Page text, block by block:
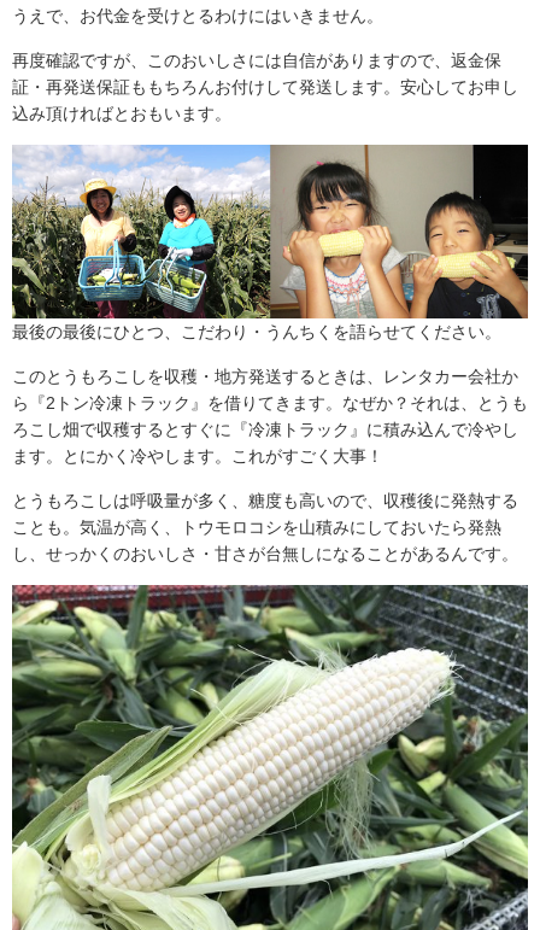
うえで、お代金を受けとるわけにはいきません。
再度確認ですが、このおいしさには自信がありますので、返金保
証・再発送保証ももちろんお付けして発送します。安心してお申し
込み頂ければとおもいます。
最後の最後にひとつ、こだわり・うんちくを語らせてください。
このとうもろこしを収穫・地方発送するときは、レンタカー会社か
ら『2トン冷凍トラック』を借りてきます。なぜか？それは、とうも
ろこし畑で収穫するとすぐに『冷凍トラック』に積み込んで冷やし
ます。とにかく冷やします。これがすごく大事！
とうもろこしは呼吸量が多く、糖度も高いので、収穫後に発熱する
ことも。気温が高く、トウモロコシを山積みにしておいたら発熱
し、せっかくのおいしさ・甘さが台無しになることがあるんです。